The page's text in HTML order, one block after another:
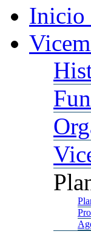
Inicio